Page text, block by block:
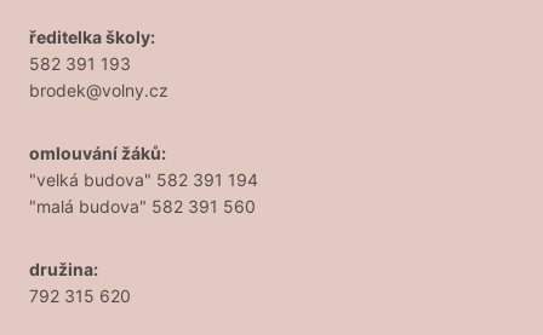
ředitelka školy:
582 391 193
brodek@volny.cz
omlouvání žáků:
"velká budova" 582 391 194
"malá budova" 582 391 560
družina:
792 315 620